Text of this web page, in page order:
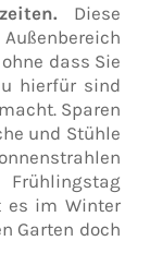
Diese
dass Sie
hierfür sind
Sparen
und Stühle
es im Winter
Garten doch